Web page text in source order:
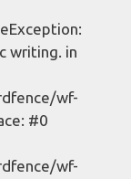
writing. in
wf-
#0
wf-